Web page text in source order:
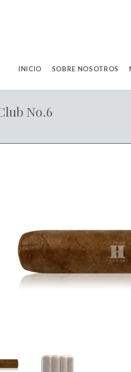
INICIO SOBRE NOSOTROS
No.6